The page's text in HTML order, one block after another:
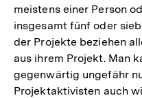
meistens einer Person
insgesamt fünf oder
der Projekte beziehen
aus ihrem Projekt. Man
gegenwärtig ungefähr
Projektaktivisten auch